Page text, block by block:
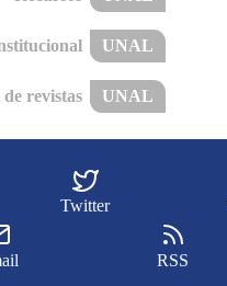
UNAL
revistas UNAL
Twitter
RSS